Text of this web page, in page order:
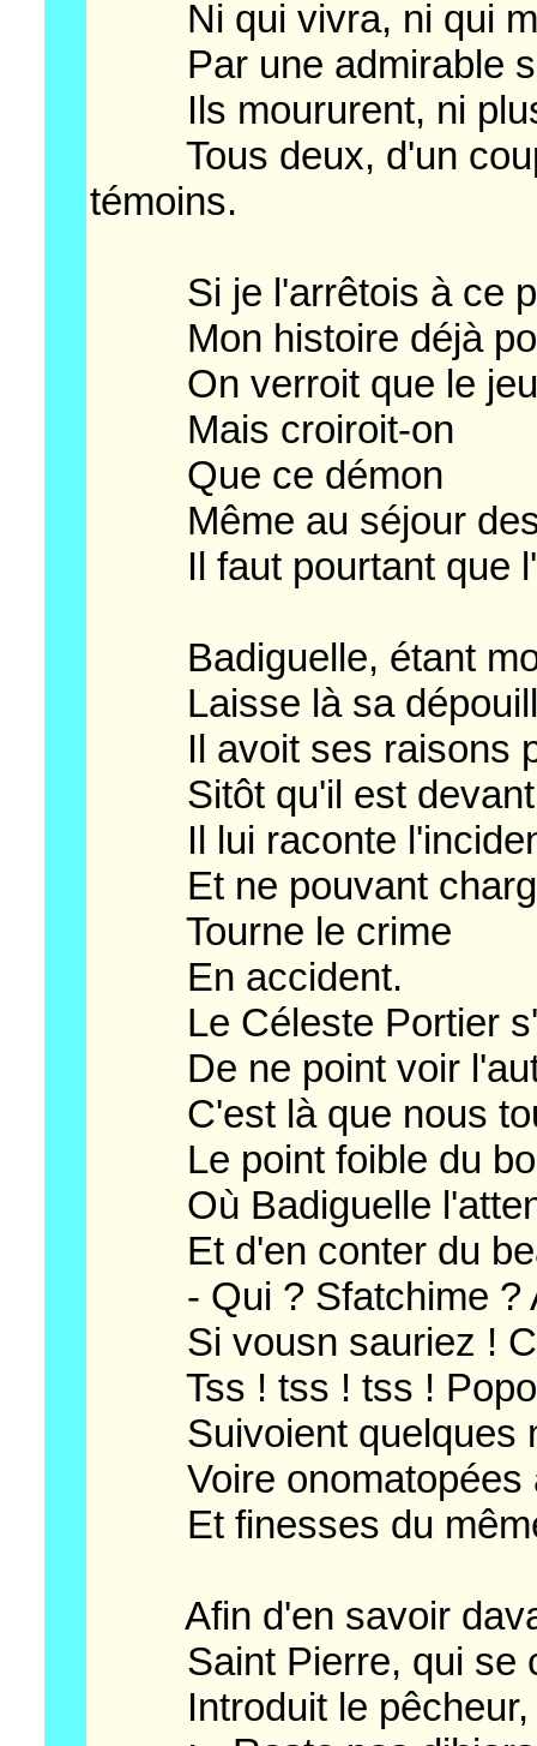
Ni qui vivra, ni qui
Par une admirable
Ils moururent, ni plus
Tous deux, d'un
témoins.
Si je l'arrêtois à ce
Mon histoire déjà
On verroit que le jeu
Mais croiroit-on
Que ce démon
Même au séjour des
Il faut pourtant que
Badiguelle, étant
Laisse là sa
Il avoit ses raisons
Sitôt qu'il est devant
Il lui raconte
Et ne pouvant
Tourne le crime
En accident.
Le Céleste Portier
De ne point voir
C'est là que nous
Le point foible du
Où Badiguelle
Et d'en conter du
- Qui ? Sfatchime ?
Si vousn sauriez !
Tss ! tss ! tss !
Suivoient quelques
Voire onomatopées
Et finesses du
Afin d'en savoir
Saint Pierre, qui se
Introduit le pêcheur,